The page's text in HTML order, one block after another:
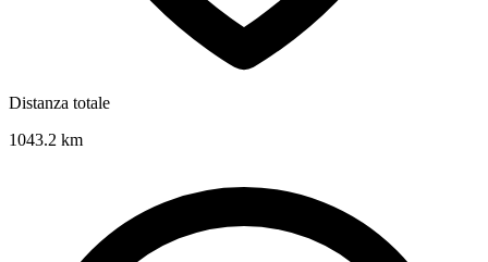
Distanza totale
1043.2 km